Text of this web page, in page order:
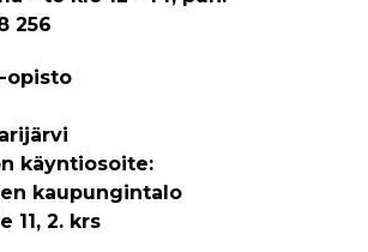
256
opisto
käyntiosoite:
kaupungintalo
11, 2. krs